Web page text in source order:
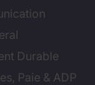
Durable
Paie & ADP